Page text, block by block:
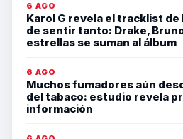
6 AGO
Karol G revela el tracklist
de sentir tanto: Drake,
estrellas se suman al álbum
6 AGO
Muchos fumadores aún
del tabaco: estudio revela
información